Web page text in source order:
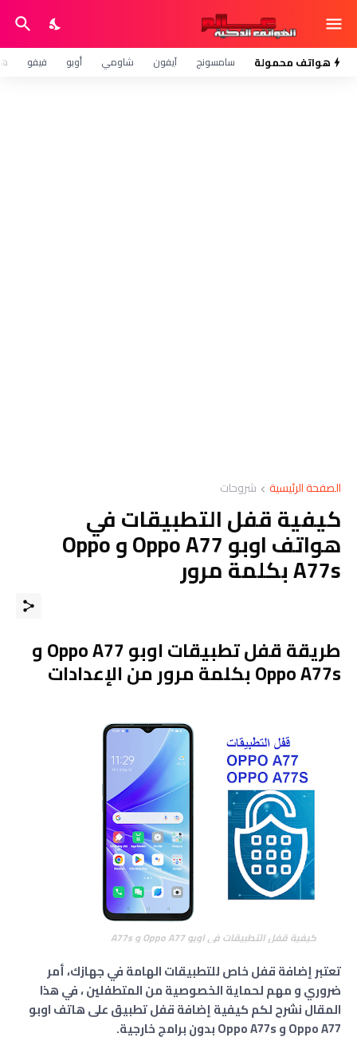
هواتف محمولة سامسونج آيفون شاومي أوبو فيفو
الصفحة الرئيسية شروحات
كيفية قفل التطبيقات في
هواتف اوبو Oppo A77 و Oppo
A77s بكلمة مرور
طريقة قفل تطبيقات اوبو Oppo A77 و
Oppo A77s بكلمة مرور من الإعدادات
كيفية قفل التطبيقات في اوبو Oppo A77 و A77s
تعتبر إضافة قفل خاص للتطبيقات الهامة في جهازك، أمر
ضروري و مهم لحماية الخصوصية من المتطفلين ، في هذا
المقال نشرح لكم كيفية إضافة قفل تطبيق على هاتف اوبو
Oppo A77 و Oppo A77s بدون برامج خارجية.